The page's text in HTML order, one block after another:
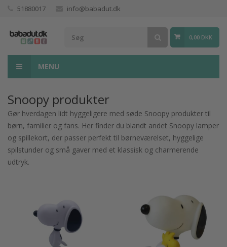
51880017 info@babadut.dk
0,00 DKK
MENU
Snoopy produkter
Gør hverdagen lidt hyggeligere med søde Snoopy produkter til
børn, familier og fans. Her finder du blandt andet Snoopy lamper
og spillekort, der passer perfekt til børneværelset, hyggelige
spilstunder og små gaver med et klassisk og charmerende
udtryk.